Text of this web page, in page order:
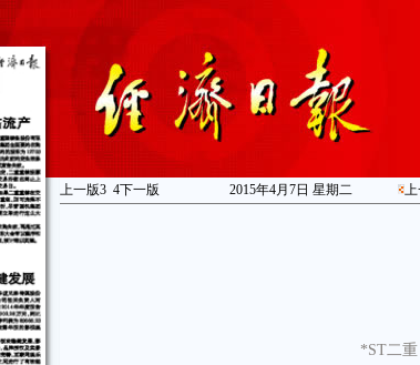
上一版3 4下一版 2015年4月7日 星期二 上
*ST二重